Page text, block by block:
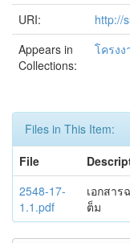
URI:
http://
Appears in
Collections:
โครง
Files in This Item:
File
2548-17-
1.1.pdf
เอกสาร
ต็ม